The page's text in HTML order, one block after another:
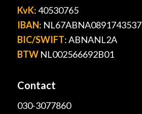
KvK: 40530765
IBAN: NL67ABNA0891743537
BIC/SWIFT: ABNANL2A
BTWNL002566692B01
Contact
030-3077860